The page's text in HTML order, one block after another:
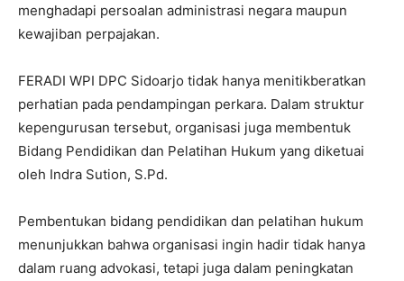
menghadapi persoalan administrasi negara maupun
kewajiban perpajakan.
FERADI WPI DPC Sidoarjo tidak hanya menitikberatkan
perhatian pada pendampingan perkara. Dalam struktur
kepengurusan tersebut, organisasi juga membentuk
Bidang Pendidikan dan Pelatihan Hukum yang diketuai
oleh Indra Sution, S.Pd.
Pembentukan bidang pendidikan dan pelatihan hukum
menunjukkan bahwa organisasi ingin hadir tidak hanya
dalam ruang advokasi, tetapi juga dalam peningkatan